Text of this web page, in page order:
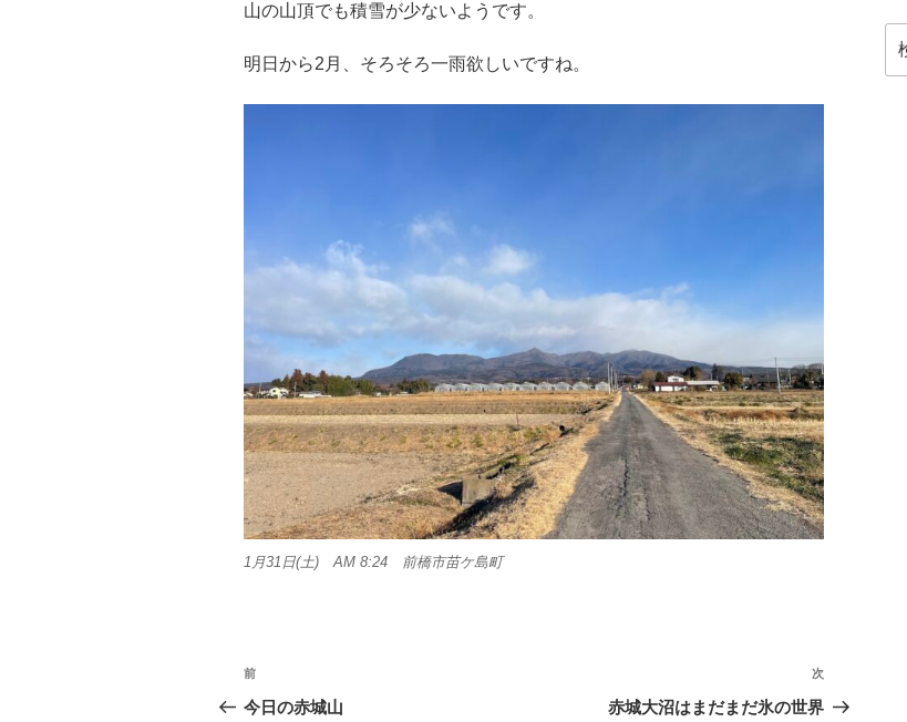
山の山頂でも積雪が少ないようです。
明日から2月、そろそろ一雨欲しいですね。
1月31日(土) AM 8:24 前橋市苗ケ島町
投
稿
前
の
前
今日の赤城山
次
の
次
赤城大沼はまだまだ氷の世界
索: